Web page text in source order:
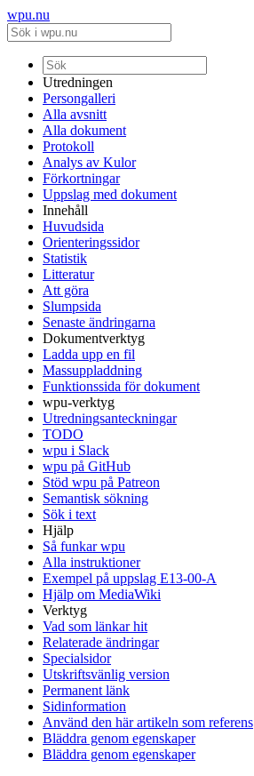
wpu.nu
Utredningen
Persongalleri
Alla avsnitt
Alla dokument
Protokoll
Analys av Kulor
Förkortningar
Uppslag med dokument
Innehåll
Huvudsida
Orienteringssidor
Statistik
Litteratur
Att göra
Slumpsida
Senaste ändringarna
Dokumentverktyg
Ladda upp en fil
Massuppladdning
Funktionssida för dokument
wpu-verktyg
Utredningsanteckningar
TODO
wpu i Slack
wpu på GitHub
Stöd wpu på Patreon
Semantisk sökning
Sök i text
Hjälp
Så funkar wpu
Alla instruktioner
Exempel på uppslag E13-00-A
Hjälp om MediaWiki
Verktyg
Vad som länkar hit
Relaterade ändringar
Specialsidor
Utskriftsvänlig version
Permanent länk
Sidinformation
Använd den här artikeln som referens
Bläddra genom egenskaper
Bläddra genom egenskaper